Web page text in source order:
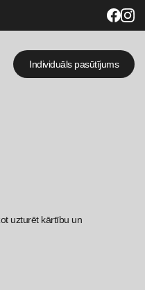
Individuāls pasūtījums
uzturēt kārtību un